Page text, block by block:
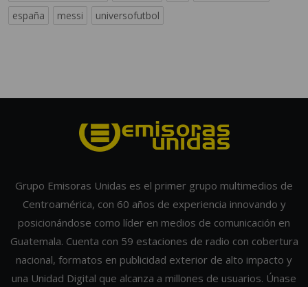
españa
messi universofutbol
Grupo Emisoras Unidas es el primer grupo multimedios de
Centroamérica, con 60 años de experiencia innovando y
posicionándose como líder en medios de comunicación en
Guatemala. Cuenta con 59 estaciones de radio con cobertura
nacional, formatos en publicidad exterior de alto impacto y
una Unidad Digital que alcanza a millones de usuarios. Únase